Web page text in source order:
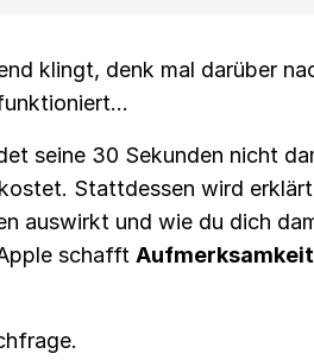
klingt, denk mal darüber
seine 30 Sekunden nicht
Stattdessen wird
auswirkt und wie du dich
schafft Aufmerksamkeit